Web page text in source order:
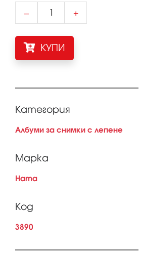
– +
КУПИ
Категория
Албуми за снимки с лепене
Марка
Hama
Код
3890